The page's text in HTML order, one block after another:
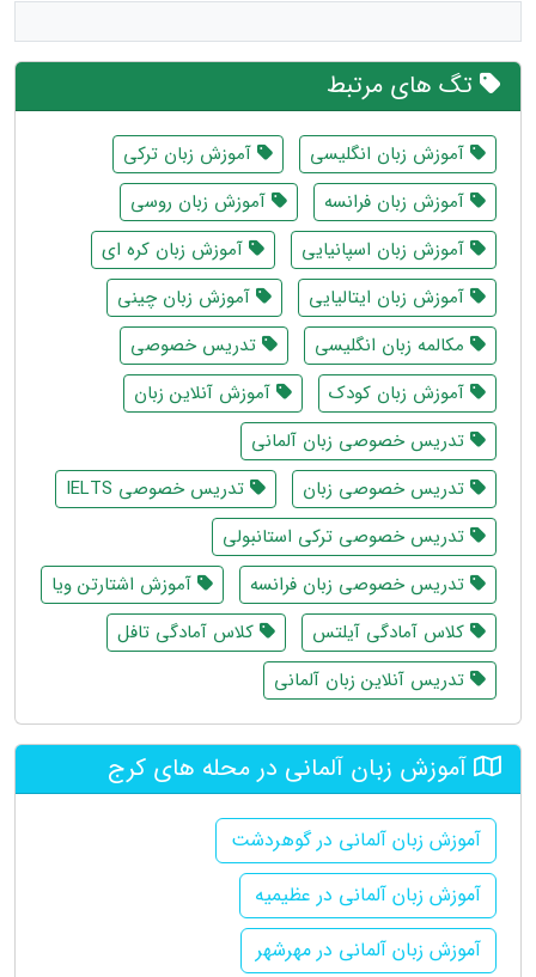
تگ های مرتبط
آموزش زبان انگلیسی
آموزش زبان ترکی
آموزش زبان فرانسه
آموزش زبان روسی
آموزش زبان اسپانیایی
آموزش زبان کره ای
آموزش زبان ایتالیایی
آموزش زبان چینی
مکالمه زبان انگلیسی
تدریس خصوصی
آموزش زبان کودک
آموزش آنلاین زبان
تدریس خصوصی زبان آلمانی
تدریس خصوصی زبان
تدریس خصوصی IELTS
تدریس خصوصی ترکی استانبولی
تدریس خصوصی زبان فرانسه
آموزش اشتارتن ویا
کلاس آمادگی آیلتس
کلاس آمادگی تافل
تدریس آنلاین زبان آلمانی
آموزش زبان آلمانی در محله های کرج
آموزش زبان آلمانی در گوهردشت
آموزش زبان آلمانی در عظیمیه
آموزش زبان آلمانی در مهرشهر